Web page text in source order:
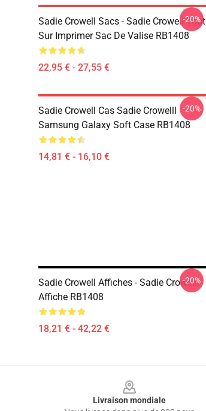
Sadie Crowell Sacs - Sadie Crowell Tout
Sur Imprimer Sac De Valise RB1408
22,95 € - 27,55 €
-20%
Sadie Crowell Cas Sadie Crowelll
Samsung Galaxy Soft Case RB1408
14,81 € - 16,10 €
-20%
Sadie Crowell Affiches - Sadie Crowelll
Affiche RB1408
18,21 € - 42,22 €
-20%
Livraison mondiale